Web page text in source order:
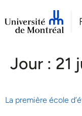
Jour : 21
La première école